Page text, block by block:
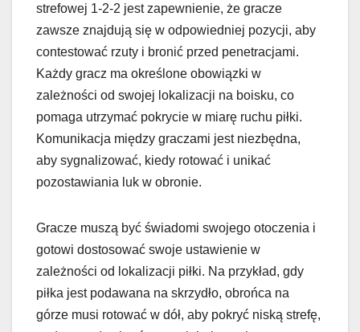
strefowej 1-2-2 jest zapewnienie, że gracze
zawsze znajdują się w odpowiedniej pozycji, aby
contestować rzuty i bronić przed penetracjami.
Każdy gracz ma określone obowiązki w
zależności od swojej lokalizacji na boisku, co
pomaga utrzymać pokrycie w miarę ruchu piłki.
Komunikacja między graczami jest niezbędna,
aby sygnalizować, kiedy rotować i unikać
pozostawiania luk w obronie.
Gracze muszą być świadomi swojego otoczenia i
gotowi dostosować swoje ustawienie w
zależności od lokalizacji piłki. Na przykład, gdy
piłka jest podawana na skrzydło, obrońca na
górze musi rotować w dół, aby pokryć niską strefę,